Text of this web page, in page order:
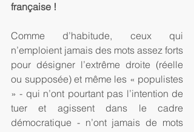
française !
Comme d’habitude, ceux qui
n’emploient jamais des mots assez forts
pour désigner l’extrême droite (réelle
ou supposée) et même les « populistes
» - qui n’ont pourtant pas l’intention de
tuer et agissent dans le cadre
démocratique - n’ont jamais de mots